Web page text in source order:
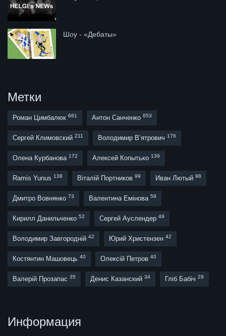
Шоу - «Дебаты»
Метки
Роман Цимбалюк 681 Антон Санченко 653
Сергей Климовский 211 Володимир В’ятрович 176
Олена Курбанова 172 Алексей Копытько 139
Ramis Yunus 138 Віталій Портников 99 Иван Лютый 98
Дмитро Вовнянко 73 Валентина Емінова 59
Кирилл Данильченко 52 Сергей Ауслендер 49
Володимир Завгородній 42 Юрий Христензен 42
Костянтин Машовець 40 Олексій Петров 40
Валерій Прозапас 35 Денис Казанский 34 Гліб Бабіч 29
Информация